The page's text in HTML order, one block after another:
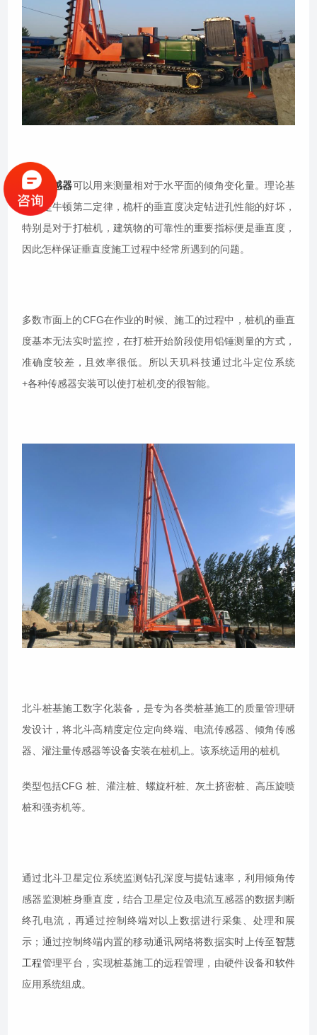
倾角传感器可以用来测量相对于水平面的倾角变化量。理论基
础就是牛顿第二定律，桅杆的垂直度决定钻进孔性能的好坏，
特别是对于打桩机，建筑物的可靠性的重要指标便是垂直度，
因此怎样保证垂直度施工过程中经常所遇到的问题。
多数市面上的CFG在作业的时候、施工的过程中，桩机的垂直
度基本无法实时监控，在打桩开始阶段使用铅锤测量的方式，
准确度较差，且效率很低。所以天玑科技通过北斗定位系统
+各种传感器安装可以使打桩机变的很智能。
北斗桩基施工数字化装备，是专为各类桩基施工的质量管理研
发设计，将北斗高精度定位定向终端、电流传感器、倾角传感
器、灌注量传感器等设备安装在桩机上。该系统适用的桩机
类型包括CFG 桩、灌注桩、螺旋杆桩、灰土挤密桩、高压旋喷
桩和强夯机等。
通过北斗卫星定位系统监测钻孔深度与提钻速率，利用倾角传
感器监测桩身垂直度，结合卫星定位及电流互感器的数据判断
终孔电流，再通过控制终端对以上数据进行采集、处理和展
示；通过控制终端内置的移动通讯网络将数据实时上传至智慧
工程管理平台，实现桩基施工的远程管理，由硬件设备和软件
应用系统组成。